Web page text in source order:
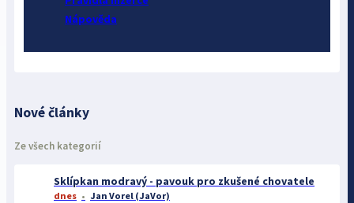
Nápověda
Nové články
Ze všech kategorií
Sklípkan modravý - pavouk pro zkušené chovatele
dnes Jan Vorel (JaVor)